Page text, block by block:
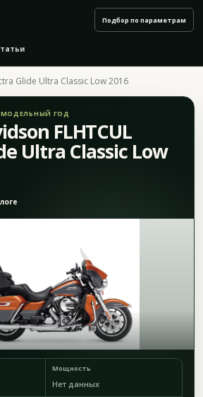
Подбор по параметрам
Glide Ultra Classic Low 2016
МОДЕЛЬНЫЙ ГОД
FLHTCUL
Ultra Classic Low
Мощность
Нет данных